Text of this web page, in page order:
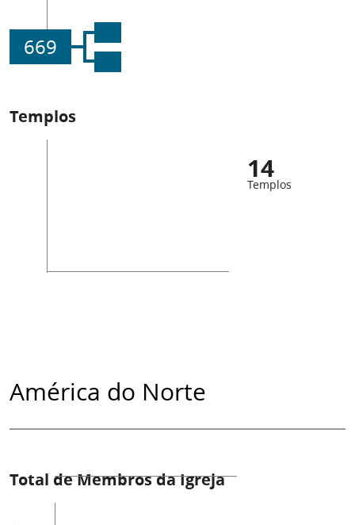
669
Templos
14
Templos
América do Norte
Total de Membros da Igreja